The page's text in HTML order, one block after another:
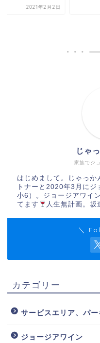
2021年2月2日
家族でジ
じゃ
はじめまして。じゃっか
トナーと2020年3月にジ
小6）。ジョージアワイ
てます
人生無計画。坂
＼
カテゴリー
サービスエリア、パ
ジョージアワイン